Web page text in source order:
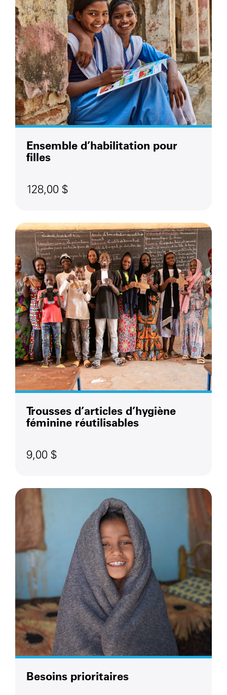
Ensemble d’habilitation pour
filles
128,00 $
Trousses d’articles d’hygiène
féminine réutilisables
9,00 $
Besoins prioritaires